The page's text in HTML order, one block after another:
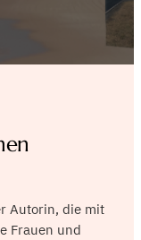
Autorin, die mit
Frauen und